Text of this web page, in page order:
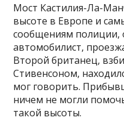
Мост Кастилия-Ла-
высоте в Европе и
сообщениям полиции,
автомобилист,
Второй британец,
Стивенсоном,
мог говорить.
ничем не могли
такой высоты.